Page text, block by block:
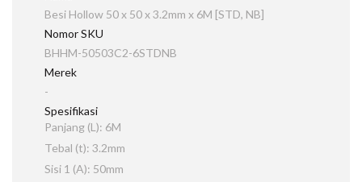
Besi Hollow 50 x 50 x 3.2mm x 6M [STD, NB]
Nomor SKU
BHHM-50503C2-6STDNB
Merek
-
Spesifikasi
Panjang (L): 6M
Tebal (t): 3.2mm
Sisi 1 (A): 50mm